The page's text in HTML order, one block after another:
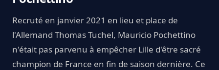
Recruté en janvier 2021 en lieu et place de
l'Allemand Thomas Tuchel, Mauricio Pochettino
n'était pas parvenu à empêcher Lille d'être sacré
champion de France en fin de saison dernière. Ce